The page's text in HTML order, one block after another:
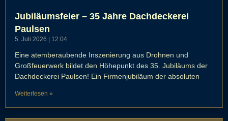
Jubiläumsfeier – 35 Jahre Dachdeckerei
Paulsen
5. Juli 2026 12:04
Eine atemberaubende Inszenierung aus Drohnen und
Großfeuerwerk bildet den Höhepunkt des 35. Jubiläums der
Dachdeckerei Paulsen! Ein Firmenjubiläum der absoluten
Weiterlesen »